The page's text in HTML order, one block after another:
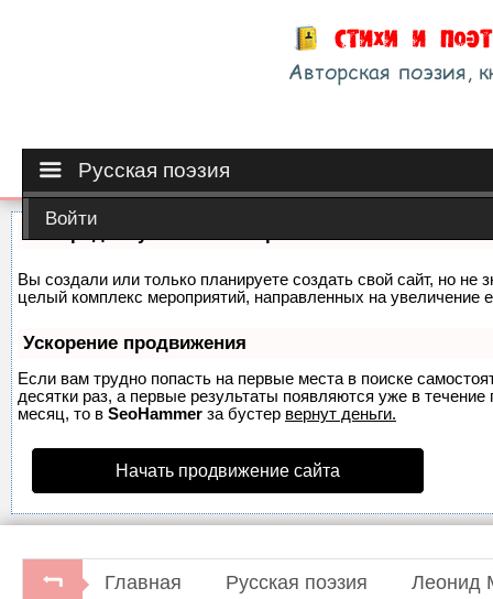
Русская поэзия
Войти
Вы создали или только планируете создать свой сайт, но не
целый комплекс мероприятий, направленных на увеличение
Ускорение продвижения
Если вам трудно попасть на первые места в поиске
десятки раз, а первые результаты появляются уже в
месяц, то в SeoHammer за бустер вернут деньги.
Начать продвижение сайта
Главная Русская поэзия Леонид